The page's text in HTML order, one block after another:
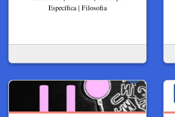
Específica | Filosofia